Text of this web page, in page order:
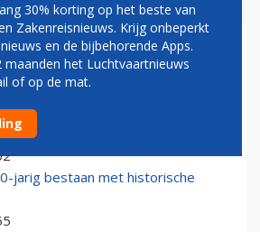
uitfasering van Airbus A330-
jarig bestaan met historische
30% korting op het beste van
Zakenreisnieuws. Krijg onbeperkt
en de bijbehorende Apps.
maanden het Luchtvaartnieuws
of op de mat.